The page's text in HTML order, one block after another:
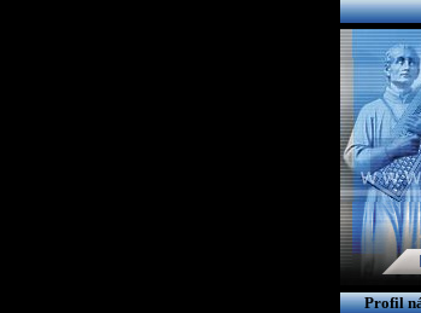
Profil